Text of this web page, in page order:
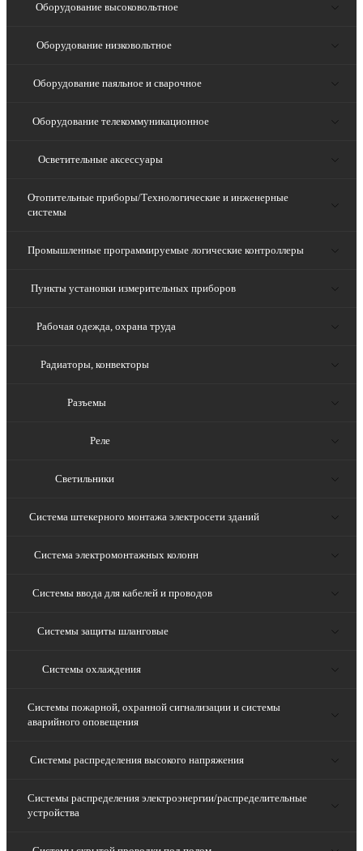
Оборудование высоковольтное
Оборудование низковольтное
Оборудование паяльное и сварочное
Оборудование телекоммуникационное
Осветительные аксессуары
Отопительные приборы/Технологические и инженерные
системы
Промышленные программируемые логические контроллеры
Пункты установки измерительных приборов
Рабочая одежда, охрана труда
Радиаторы, конвекторы
Разъемы
Реле
Светильники
Система штекерного монтажа электросети зданий
Система электромонтажных колонн
Системы ввода для кабелей и проводов
Системы защиты шланговые
Системы охлаждения
Системы пожарной, охранной сигнализации и системы
аварийного оповещения
Системы распределения высокого напряжения
Системы распределения электроэнергии/распределительные
устройства